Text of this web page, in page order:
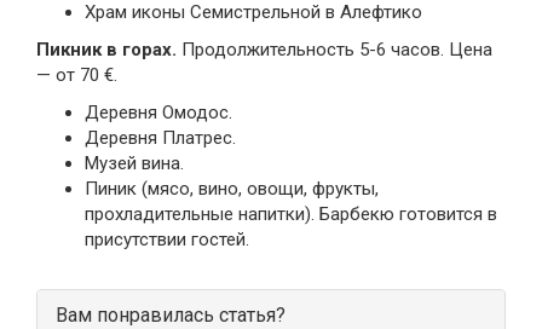
Храм иконы Семистрельной в Алефтико
Пикник в горах. Продолжительность 5-6 часов. Цена
— от 70 €.
Деревня Омодос.
Деревня Платрес.
Музей вина.
Пиник (мясо, вино, овощи, фрукты,
прохладительные напитки). Барбекю готовится в
присутствии гостей.
Вам понравилась статья?